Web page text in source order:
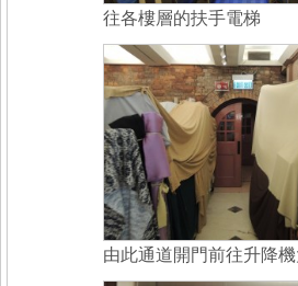
往各樓層的扶手電梯
由此通道開門前往升降